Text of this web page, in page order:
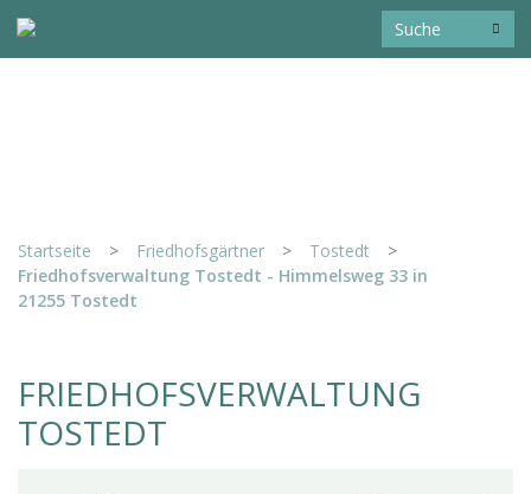
Startseite > Friedhofsgärtner > Tostedt
>
Friedhofsverwaltung Tostedt - Himmelsweg 33 in
21255 Tostedt
FRIEDHOFSVERWALTUNG
TOSTEDT